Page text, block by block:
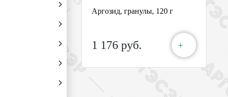
Аргозид, гранулы, 120 г
1 176 руб. +